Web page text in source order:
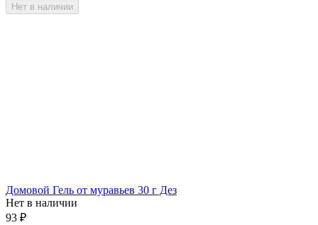
Нет в наличии
Домовой Гель от муравьев 30 г Дез
Нет в наличии
93 ₽